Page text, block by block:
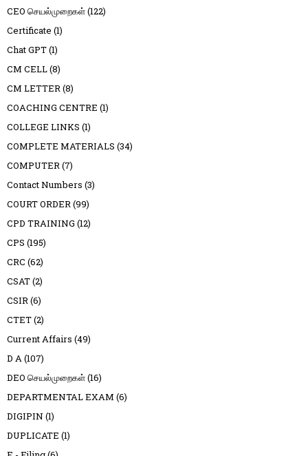
CEO செயல்முறைகள்(122)
Certificate (1)
Chat GPT(1)
CM CELL(8)
CM LETTER(8)
COACHING CENTRE (1)
COLLEGE LINKS (1)
COMPLETE MATERIALS (34)
COMPUTER(7)
Contact Numbers (3)
COURT ORDER(99)
CPD TRAINING (12)
CPS (195)
CRC (62)
CSAT(2)
CSIR(6)
CTET(2)
Current Affairs (49)
D A(107)
DEO செயல்முறைகள்(16)
DEPARTMENTAL EXAM (6)
DIGIPIN (1)
DUPLICATE (1)